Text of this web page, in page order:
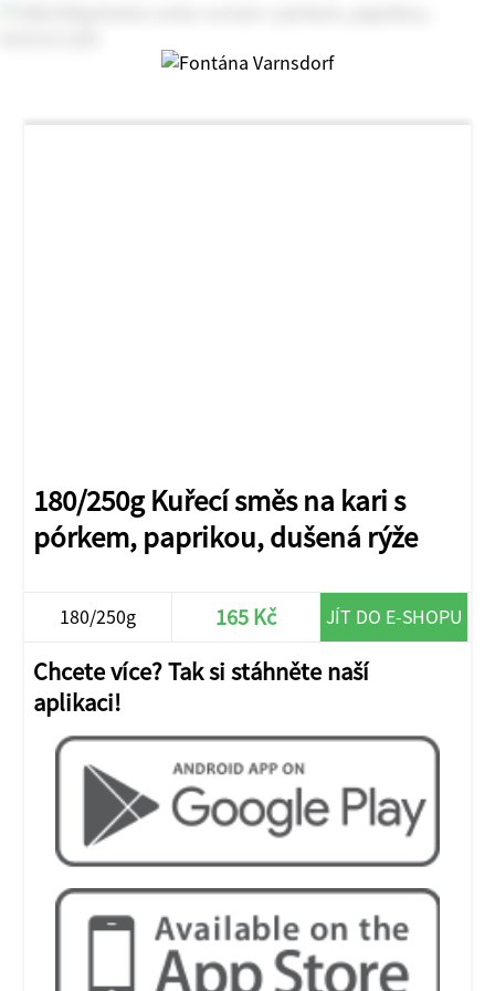
180/250g Kuřecí směs na kari s
pórkem, paprikou, dušená rýže
180/250g 165 Kč JÍT DO E-SHOPU
Chcete více? Tak si stáhněte naší
aplikaci!